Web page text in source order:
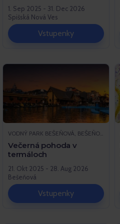
1. Sep 2025 - 31. Dec 2026
Spišská Nová Ves
Vstupenky
VODNÝ PARK BEŠEŇOVÁ, BEŠEŇOVÁ
Večerná pohoda v
termáloch
21. Okt 2025 - 28. Aug 2026
Bešeňová
Vstupenky